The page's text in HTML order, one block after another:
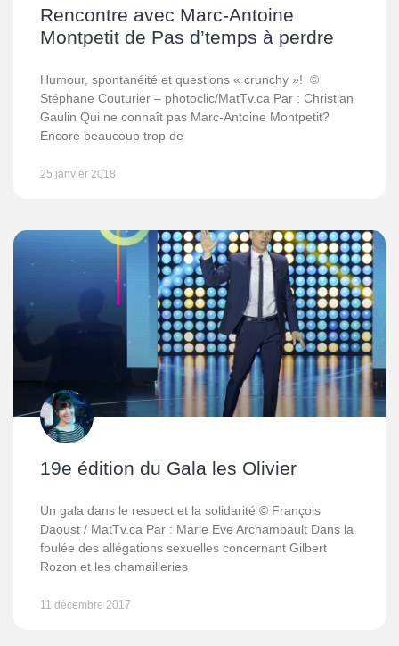
Rencontre avec Marc-Antoine
Montpetit de Pas d’temps à perdre
Humour, spontanéité et questions « crunchy »! ©
Stéphane Couturier – photoclic/MatTv.ca Par : Christian
Gaulin Qui ne connaît pas Marc-Antoine Montpetit?
Encore beaucoup trop de
25 janvier 2018
19e édition du Gala les Olivier
Un gala dans le respect et la solidarité © François
Daoust / MatTv.ca Par : Marie Eve Archambault Dans la
foulée des allégations sexuelles concernant Gilbert
Rozon et les chamailleries
11 décembre 2017